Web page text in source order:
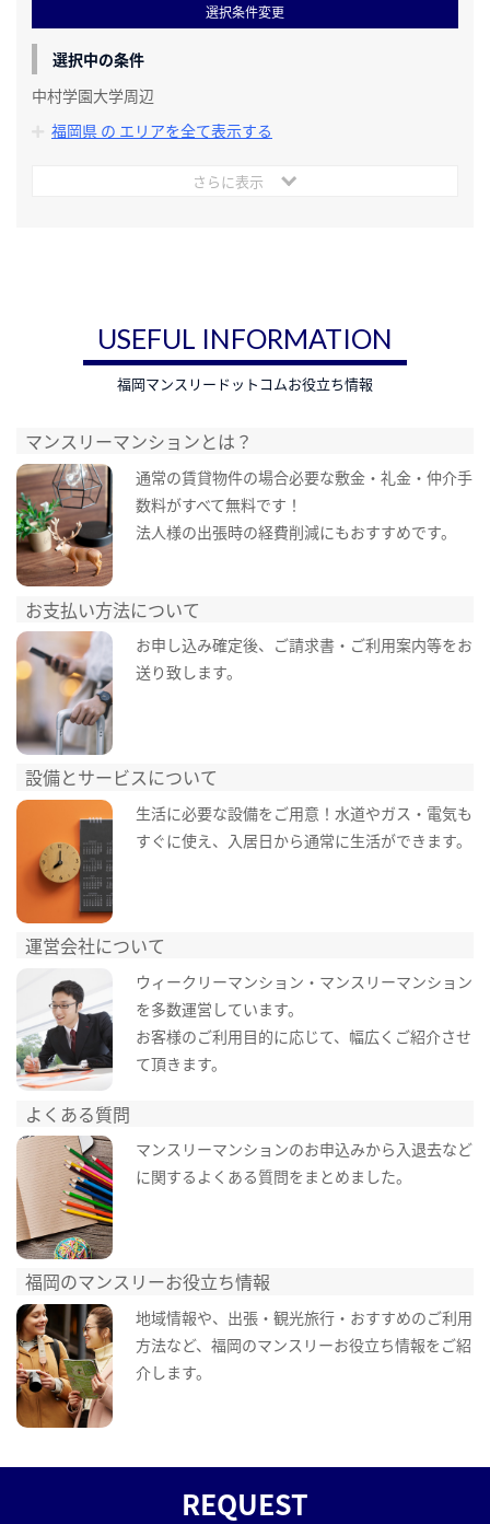
選択条件変更
選択中の条件
中村学園大学周辺
福岡県 の エリアを全て表示する
さらに表示
USEFUL INFORMATION
福岡マンスリードットコムお役立ち情報
マンスリーマンションとは？
通常の賃貸物件の場合必要な敷金・礼金・仲介手
数料がすべて無料です！
法人様の出張時の経費削減にもおすすめです。
お支払い方法について
お申し込み確定後、ご請求書・ご利用案内等をお
送り致します。
設備とサービスについて
生活に必要な設備をご用意！水道やガス・電気も
すぐに使え、入居日から通常に生活ができます。
運営会社について
ウィークリーマンション・マンスリーマンション
を多数運営しています。
お客様のご利用目的に応じて、幅広くご紹介させ
て頂きます。
よくある質問
マンスリーマンションのお申込みから入退去など
に関するよくある質問をまとめました。
福岡のマンスリーお役立ち情報
地域情報や、出張・観光旅行・おすすめのご利用
方法など、福岡のマンスリーお役立ち情報をご紹
介します。
REQUEST